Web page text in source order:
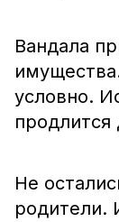
Вандала
условно.
продлится
Не
родители.